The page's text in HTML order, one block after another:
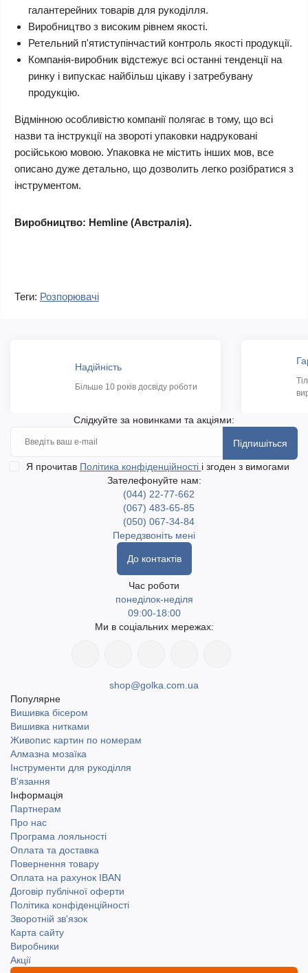
галантерейних товарів для рукоділля.
Виробництво з високим рівнем якості.
Ретельний п'ятиступінчастий контроль якості продукції.
Компанія-виробник відстежує всі останні тенденції на
ринку і випускає найбільш цікаву і затребувану
продукцію.
Відмінною особливістю компанії полягає в тому, що всі
назви та інструкції на звороті упаковки надруковані
російською мовою. Упаковка не містить інших мов, все
описано дуже детально, що дозволить легко розібратися з
інструментом.
Виробництво: Hemline (Австралія).
Теги: Розпорювачі
Надійність
Більше 10 років досвіду роботи
Слідкуйте за новинками та акціями:
Підпишіться
Я прочитав Політика конфіденційності і згоден з вимогами
Зателефонуйте нам:
(044) 22-77-662
(067) 483-65-85
(050) 067-34-84
Передзвоніть мені
До контактів
Час роботи
понеділок-неділя
09:00-18:00
Ми в соціальних мережах:
shop@golka.com.ua
Популярне
Вишивка бісером
Вишивка нитками
Живопис картин по номерам
Алмазна мозаїка
Інструменти для рукоділля
В'язання
Інформація
Партнерам
Про нас
Програма лояльності
Оплата та доставка
Повернення товару
Оплата на рахунок IBAN
Договір публічної оферти
Політика конфіденційності
Зворотній зв'язок
Карта сайту
Виробники
Акції